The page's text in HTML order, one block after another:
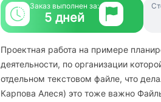
Заказ выполнен за:
5 дней
Проектная работа на примере
деятельности, по организации
отдельном текстовом файле, что
Карпова Алеся) это тоже важно